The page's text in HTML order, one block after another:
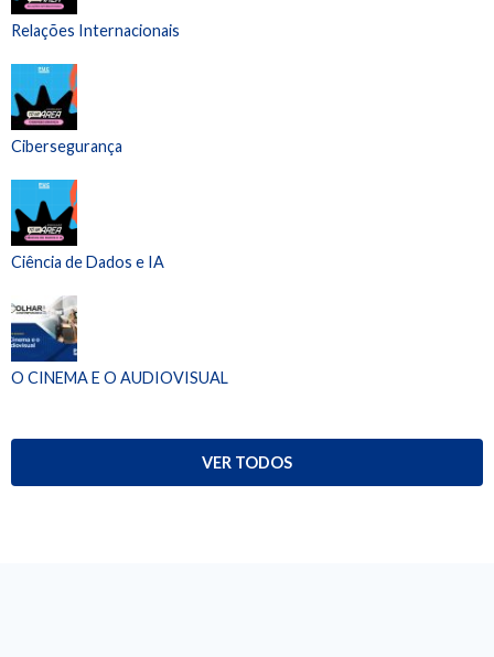
Relações Internacionais
Cibersegurança
Ciência de Dados e IA
O CINEMA E O AUDIOVISUAL
VER TODOS